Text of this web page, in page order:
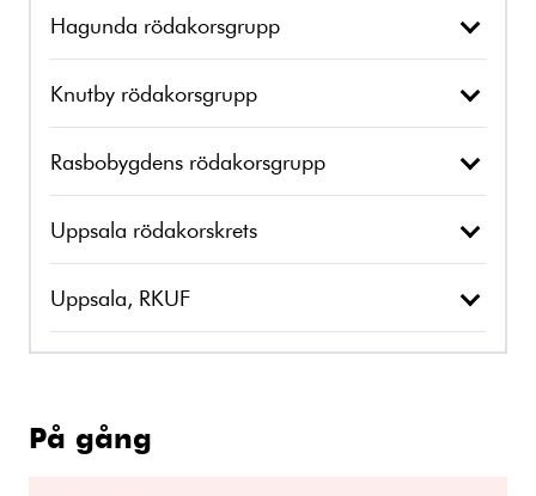
Hagunda rödakorsgrupp
Knutby rödakorsgrupp
Rasbobygdens rödakorsgrupp
Uppsala rödakorskrets
Uppsala, RKUF
På gång